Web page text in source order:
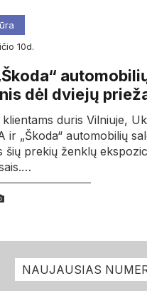
10d.
dėl dviejų
duris Vilniuje,
ir „Škoda“ automobilių
šių prekių ženklų
NAUJAUSIAS